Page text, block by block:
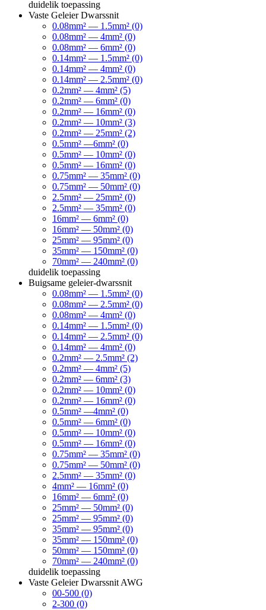
duidelik toepassing
Vaste Geleier Dwarssnit
0.08mm² — 1.5mm² (0)
0.08mm² — 4mm² (0)
0.08mm² — 6mm² (0)
0.14mm² — 1.5mm² (0)
0.14mm² — 4mm² (0)
0.14mm² — 2.5mm² (0)
0.2mm² — 4mm² (5)
0.2mm² — 6mm² (0)
0.2mm² — 16mm² (0)
0.2mm² — 10mm² (3)
0.2mm² — 25mm² (2)
0.5mm² —6mm² (0)
0.5mm² — 10mm² (0)
0.5mm² — 16mm² (0)
0.75mm² — 35mm² (0)
0.75mm² — 50mm² (0)
2.5mm² — 25mm² (0)
2.5mm² — 35mm² (0)
16mm² — 6mm² (0)
16mm² — 50mm² (0)
25mm² — 95mm² (0)
35mm² — 150mm² (0)
70mm² — 240mm² (0)
duidelik toepassing
Buigsame geleier-dwarssnit
0.08mm² — 1.5mm² (0)
0.08mm² — 2.5mm² (0)
0.08mm² — 4mm² (0)
0.14mm² — 1.5mm² (0)
0.14mm² — 2.5mm² (0)
0.14mm² — 4mm² (0)
0.2mm² — 2.5mm² (2)
0.2mm² — 4mm² (5)
0.2mm² — 6mm² (3)
0.2mm² — 10mm² (0)
0.2mm² — 16mm² (0)
0.5mm² —4mm² (0)
0.5mm² — 6mm² (0)
0.5mm² — 10mm² (0)
0.5mm² — 16mm² (0)
0.75mm² — 35mm² (0)
0.75mm² — 50mm² (0)
2.5mm² — 35mm² (0)
4mm² — 16mm² (0)
16mm² — 6mm² (0)
25mm² — 50mm² (0)
25mm² — 95mm² (0)
35mm² — 95mm² (0)
35mm² — 150mm² (0)
50mm² — 150mm² (0)
70mm² — 240mm² (0)
duidelik toepassing
Vaste Geleier Dwarssnit AWG
00-500 (0)
2-300 (0)